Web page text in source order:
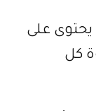
يحتوى على
كل